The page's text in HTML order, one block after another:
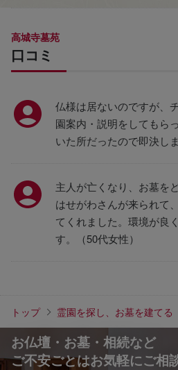
高城寺墓苑
口コミ
仏様は居ないのですが、
園案内・説明をしてもら
いた所だったので即決し
主人が亡くなり、お墓を
はせがわさんが来られて
てくれました。環境が良
す。（50代女性）
トップ 霊園を探し、お墓を建てる
お仏壇・お墓・相続など
ご不安ごとはお気軽にご相